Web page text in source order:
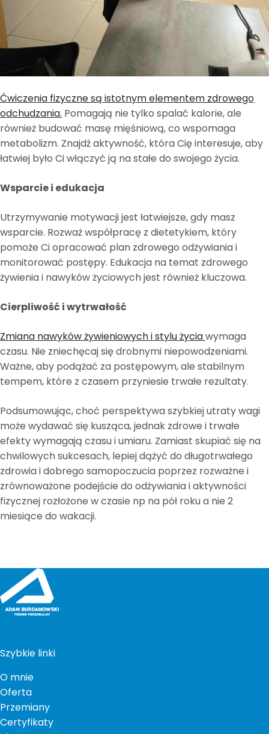
Ćwiczenia fizyczne są istotnym elementem zdrowego
odchudzania. Pomagają nie tylko spalać kalorie, ale
również budować masę mięśniową, co wspomaga
metabolizm. Znajdź aktywność, która Cię interesuje, aby
łatwiej było Ci włączyć ją na stałe do swojego życia.
Wsparcie i edukacja
Utrzymywanie motywacji jest łatwiejsze, gdy masz
wsparcie. Rozważ współpracę z dietetykiem, który
pomoże Ci opracować plan zdrowego odżywiania i
monitorować postępy. Edukacja na temat zdrowego
żywienia i nawyków życiowych jest również kluczowa.
Cierpliwość i wytrwałość
Zmiana nawyków żywieniowych i stylu życiawymaga
czasu. Nie zniechęcaj się drobnymi niepowodzeniami.
Ważne, aby podążać za postępowym, ale stabilnym
tempem, które z czasem przyniesie trwałe rezultaty.
Podsumowując, choć perspektywa szybkiej utraty wagi
może wydawać się kusząca, jednak zdrowe i trwałe
efekty wymagają czasu i umiaru. Zamiast skupiać się na
chwilowych sukcesach, lepiej dążyć do długotrwałego
zdrowia i dobrego samopoczucia poprzez rozważne i
zrównoważone podejście do odżywiania i aktywności
fizycznej rozłożone w czasie np na pół roku a nie 2
miesiące do wakacji.
Szybkie linki
O mnie
Oferta
Przemiany
Certyfikaty